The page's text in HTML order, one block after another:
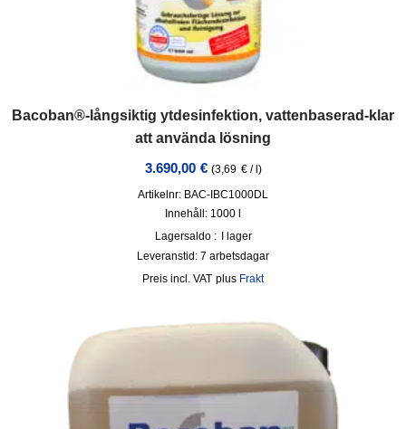
Bacoban®-långsiktig ytdesinfektion, vattenbaserad-klar
att använda lösning
3.690,00 € (3,69 €/l)
Artikelnr: BAC-IBC1000DL
Innehåll: 1000
Lagersaldo :
I lager
Leveranstid: 7 arbetsdagar
incl. VAT plus Frakt